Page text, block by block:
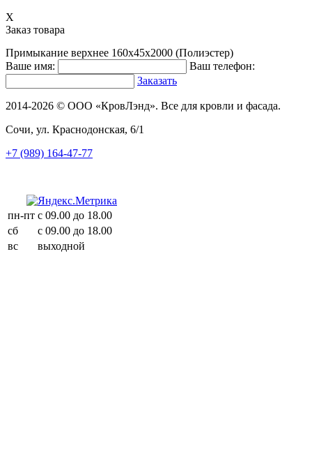
X
Заказ товара
Примыкание верхнее 160х45х2000 (Полиэстер)
Ваше имя:
Ваш телефон:
Заказать
2014-2026 © ООО «КровЛэнд». Все для кровли и фасада.
Сочи, ул. Краснодонская, 6/1
+7 (989) 164-47-77
пн-пт с 09.00 до 18.00
сб
с 09.00 до 18.00
вс
выходной